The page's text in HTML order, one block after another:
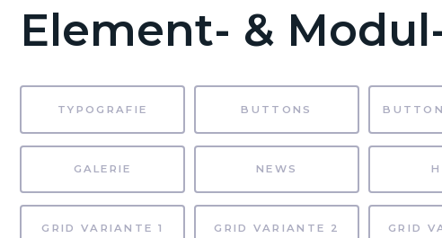
Element- &
TYPOGRAFIE BUTTONS
GALERIE NEWS
GRID VARIANTE 1 GRID VARIANTE 2 GRID